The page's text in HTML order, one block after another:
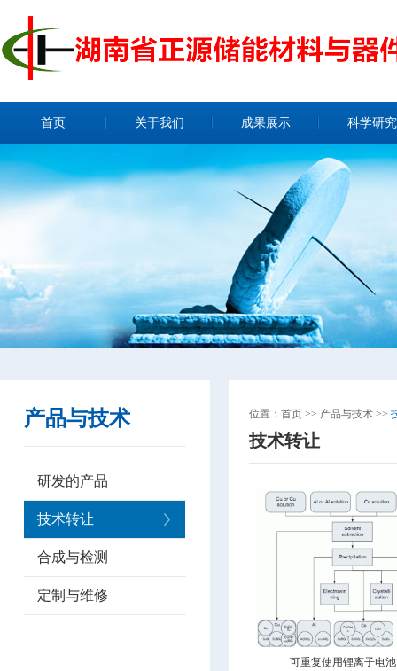
首页 关于我们 成果展示 科学研究
产品与技术
研发的产品
技术转让
合成与检测
定制与维修
位置： 首页 >> 产品与技术 >>
技术转让
可重复使用锂离子电